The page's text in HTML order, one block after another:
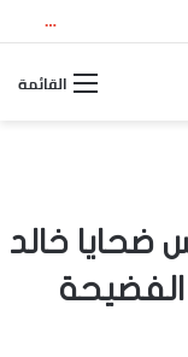
نتيجة الثانوية العامة 2026 بالاسم ورقم الجلوس.. استعلم الآن عن درجاتك والمجموع الكلي
القائمة
خالد